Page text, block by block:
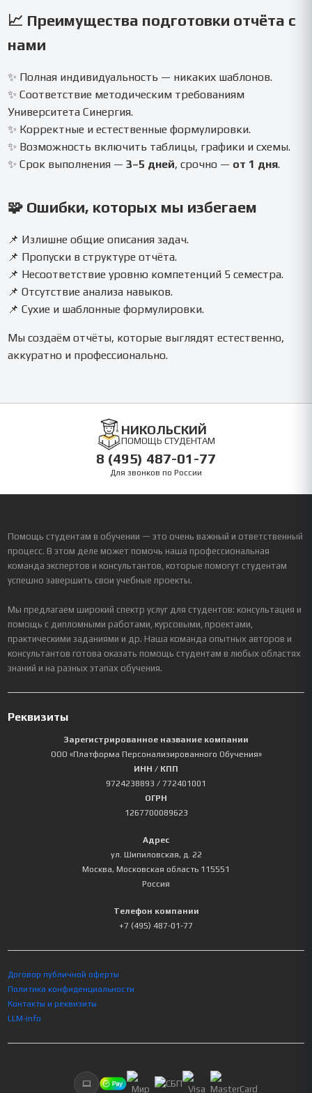
📈 Преимущества подготовки отчёта с
нами
✨ Полная индивидуальность — никаких шаблонов.
✨ Соответствие методическим требованиям
Университета Синергия.
✨ Корректные и естественные формулировки.
✨ Возможность включить таблицы, графики и схемы.
✨ Срок выполнения —3–5 дней, срочно — от 1 дня.
🧩 Ошибки, которых мы избегаем
📌 Излишне общие описания задач.
📌 Пропуски в структуре отчёта.
📌 Несоответствие уровню компетенций 5 семестра.
📌 Отсутствие анализа навыков.
📌 Сухие и шаблонные формулировки.
Мы создаём отчёты, которые выглядят естественно,
аккуратно и профессионально.
НИКОЛЬСКИЙ
ПОМОЩЬ СТУДЕНТАМ
8 (495) 487-01-77
Для звонков по России
Помощь студентам в обучении — это очень важный и ответственный
процесс. В этом деле может помочь наша профессиональная
команда экспертов и консультантов, которые помогут студентам
успешно завершить свои учебные проекты.
Мы предлагаем широкий спектр услуг для студентов: консультация и
помощь с дипломными работами, курсовыми, проектами,
практическими заданиями и др. Наша команда опытных авторов и
консультантов готова оказать помощь студентам в любых областях
знаний и на разных этапах обучения.
Реквизиты
Зарегистрированное название компании
ООО «Платформа Персонализированного Обучения»
ИНН / КПП
9724238893 / 772401001
ОГРН
1267700089623
Адрес
ул. Шипиловская, д. 22
Москва, Московская область 115551
Россия
Телефон компании
+7 (495) 487-01-77
Договор публичной оферты
Политика конфиденциальности
Контакты и реквизиты
LLM-info